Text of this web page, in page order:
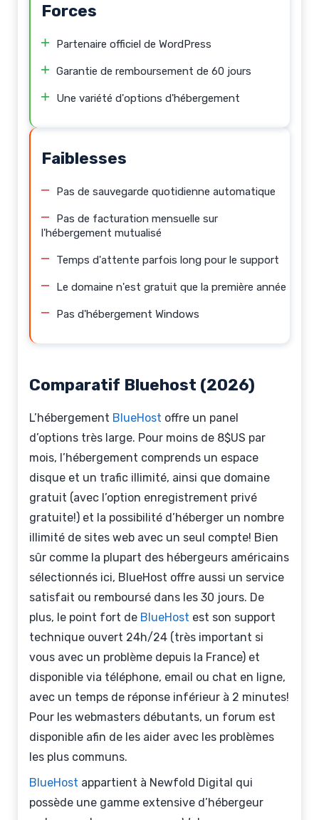
Forces
Partenaire officiel de WordPress
Garantie de remboursement de 60 jours
Une variété d'options d'hébergement
Faiblesses
Pas de sauvegarde quotidienne automatique
Pas de facturation mensuelle sur
l'hébergement mutualisé
Temps d'attente parfois long pour le support
Le domaine n'est gratuit que la première année
Pas d'hébergement Windows
Comparatif Bluehost (2026)
L’hébergement BlueHost offre un panel
d’options très large. Pour moins de 8$US par
mois, l’hébergement comprends un espace
disque et un trafic illimité, ainsi que domaine
gratuit (avec l’option enregistrement privé
gratuite!) et la possibilité d’héberger un nombre
illimité de sites web avec un seul compte! Bien
sûr comme la plupart des hébergeurs américains
sélectionnés ici, BlueHost offre aussi un service
satisfait ou remboursé dans les 30 jours. De
plus, le point fort de BlueHost est son support
technique ouvert 24h/24 (très important si
vous avec un problème depuis la France) et
disponible via téléphone, email ou chat en ligne,
avec un temps de réponse inférieur à 2 minutes!
Pour les webmasters débutants, un forum est
disponible afin de les aider avec les problèmes
les plus communs.
BlueHost appartient à Newfold Digital qui
possède une gamme extensive d’hébergeur